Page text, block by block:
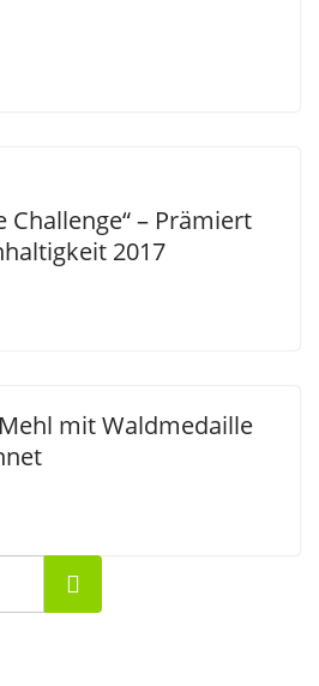
Challenge“ – Prämiert
2017
mit Waldmedaille
Suchen